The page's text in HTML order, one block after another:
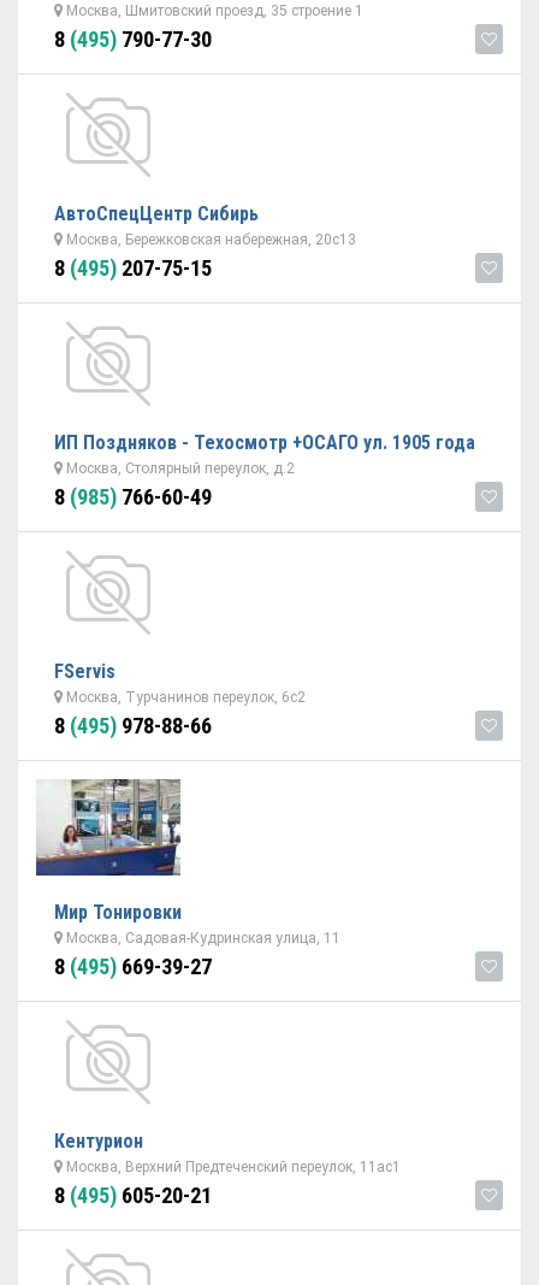
Москва, Шмитовский проезд, 35 строение 1
8 (495) 790-77-30
АвтоСпецЦентр Сибирь
Москва, Бережковская набережная, 20с13
8 (495) 207-75-15
ИП Поздняков - Техосмотр +ОСАГО ул. 1905 года
Москва, Столярный переулок, д.2
8 (985) 766-60-49
FServis
Москва, Турчанинов переулок, 6с2
8 (495) 978-88-66
Мир Тонировки
Москва, Садовая-Кудринская улица, 11
8 (495) 669-39-27
Кентурион
Москва, Верхний Предтеченский переулок, 11ас1
8 (495) 605-20-21